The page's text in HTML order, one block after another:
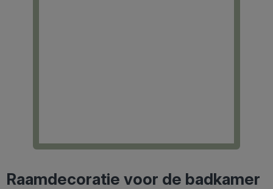
Raamdecoratie voor de badkamer